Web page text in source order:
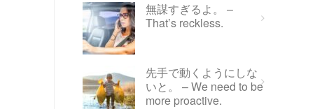
無謀すぎるよ。 –
That’s reckless.
先手で動くようにしな
いと。 – We need to be
more proactive.